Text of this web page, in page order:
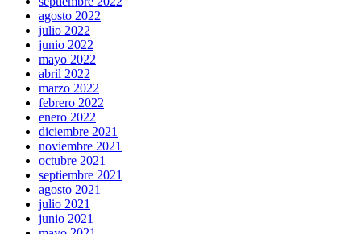
agosto 2022
julio 2022
junio 2022
mayo 2022
abril 2022
marzo 2022
febrero 2022
enero 2022
diciembre 2021
noviembre 2021
octubre 2021
septiembre 2021
agosto 2021
julio 2021
junio 2021